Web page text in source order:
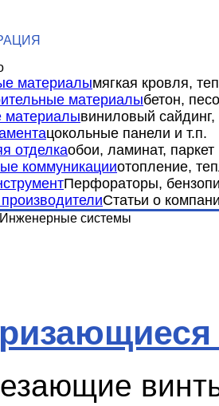
материалымягкая кровля,
материалыбетон,
материалывиниловый сайдинг,
цокольные панели и т.п.
отделкаобои, ламинат, паркет
коммуникацииотопление,
Перфораторы,
Статьи о
Инженерные системы